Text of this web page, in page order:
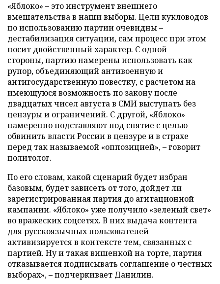
«Яблоко» – это инструмент внешнего
вмешательства в наши выборы. Цели кукловодов
по использованию партии очевидны –
дестабилизация ситуации, сам процесс при этом
носит двойственный характер. С одной
стороны, партию намерены использовать как
рупор, объединяющий антивоенную и
антигосударственную повестку, с расчетом на
имеющуюся возможность по закону после
двадцатых чисел августа в СМИ выступать без
цензуры и ограничений. С другой, «Яблоко»
намеренно подставляют под снятие с целью
обвинить власти России в цензуре и в страхе
перед так называемой «оппозицией», – говорит
политолог.
По его словам, какой сценарий будет избран
базовым, будет зависеть от того, дойдет ли
зарегистрированная партия до агитационной
кампании. «Яблоко» уже получило «зеленый свет»
во вражеских соцсетях. В них выдача контента
для русскоязычных пользователей
активизируется в контексте тем, связанных с
партией. Ну и такая вишенкой на торте, партия
отказывается подписывать соглашение о честных
выборах», – подчеркивает Данилин.